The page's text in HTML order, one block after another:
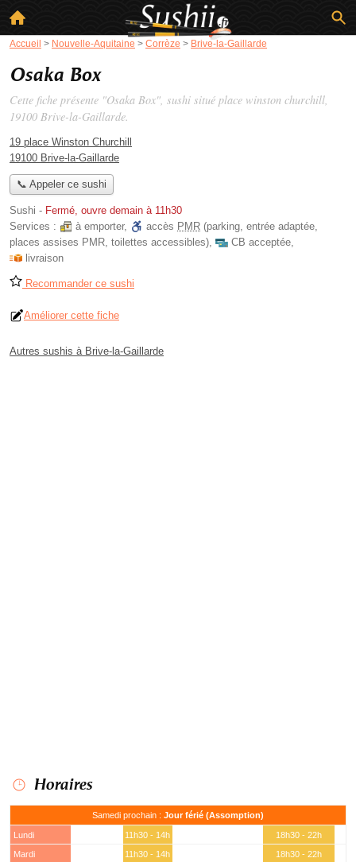
Accueil > Nouvelle-Aquitaine > Corrèze > Brive-la-Gaillarde
Osaka Box
Cette fiche présente "Osaka Box", sushi situé place winston churchill,
19100 Brive-la-Gaillarde.
19 place Winston Churchill
19100 Brive-la-Gaillarde
📞 Appeler ce sushi
Sushi - Fermé, ouvre demain à 11h30
Services :
à emporter, accès PMR (parking, entrée adaptée,
places assises PMR, toilettes accessibles), CB acceptée,
livraison
Recommander ce sushi
Améliorer cette fiche
Autres sushis à Brive-la-Gaillarde
Horaires
Samedi prochain : Jour férié (Assomption)
Lundi 11h30 - 14h
18h30 - 22h
Mardi
11h30 - 14h
18h30 - 22h